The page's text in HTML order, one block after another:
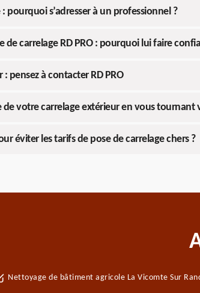
pourquoi s’adresser à un professionnel ?
de carrelage RD PRO : pourquoi lui faire
: pensez à contacter RD PRO
de votre carrelage extérieur en vous tournant
éviter les tarifs de pose de carrelage chers ?
Nettoyage de bâtiment agricole La Vicomte Sur